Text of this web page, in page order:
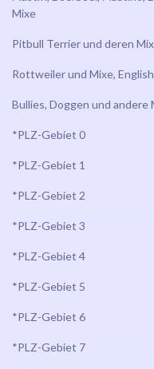
Mixe
Pitbull Terrier und deren
Rottweiler und Mixe,
Bullies, Doggen und
*PLZ-Gebiet 0
*PLZ-Gebiet 1
*PLZ-Gebiet 2
*PLZ-Gebiet 3
*PLZ-Gebiet 4
*PLZ-Gebiet 5
*PLZ-Gebiet 6
*PLZ-Gebiet 7